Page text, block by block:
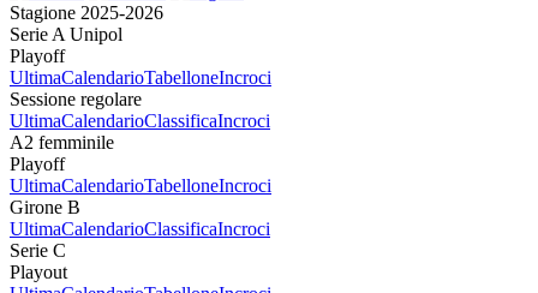
Stagione 2025-2026
Serie A Unipol
Playoff
UltimaCalendarioTabelloneIncroci
Sessione regolare
UltimaCalendarioClassificaIncroci
A2 femminile
Playoff
UltimaCalendarioTabelloneIncroci
Girone B
UltimaCalendarioClassificaIncroci
Serie C
Playout